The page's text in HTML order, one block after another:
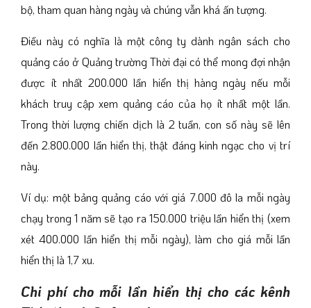
bộ, tham quan hàng ngày và chúng vẫn khá ấn tượng.
Điều này có nghĩa là một công ty dành ngân sách cho
quảng cáo ở Quảng trường Thời đại có thể mong đợi nhận
được ít nhất 200.000 lần hiển thị hàng ngày nếu mỗi
khách truy cập xem quảng cáo của họ ít nhất một lần.
Trong thời lượng chiến dịch là 2 tuần, con số này sẽ lên
đến 2.800.000 lần hiển thị, thật đáng kinh ngạc cho vị trí
này.
Ví dụ: một bảng quảng cáo với giá 7.000 đô la mỗi ngày
chạy trong 1 năm sẽ tạo ra 150.000 triệu lần hiển thị (xem
xét 400.000 lần hiển thị mỗi ngày), làm cho giá mỗi lần
hiển thị là 1,7 xu.
Chi phí cho mỗi lần hiển thị cho các kênh